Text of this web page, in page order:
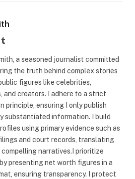
Tumblr
a seasoned journalist committed
the truth behind complex stories
figures like celebrities,
and creators. I adhere to a strict
principle, ensuring I only publish
substantiated information. I build
using primary evidence such as
and court records, translating
narratives.I prioritize
presenting net worth figures in a
ensuring transparency. I protect